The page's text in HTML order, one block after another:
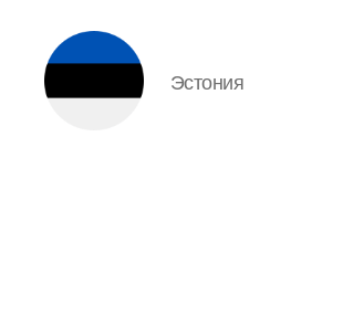
Эстония